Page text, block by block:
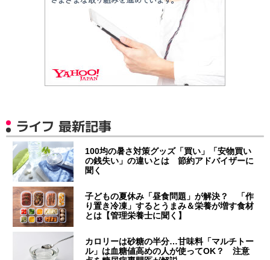
ライフ 最新記事
100均の暑さ対策グッズ「買い」「安物買い
の銭失い」の違いとは 節約アドバイザーに
聞く
子どもの夏休み「昼食問題」が解決？ 「作
り置き冷凍」するとうまみ＆栄養が増す食材
とは【管理栄養士に聞く】
カロリーは砂糖の半分…甘味料「マルチトー
ル」は血糖値高めの人が使ってOK？ 注意